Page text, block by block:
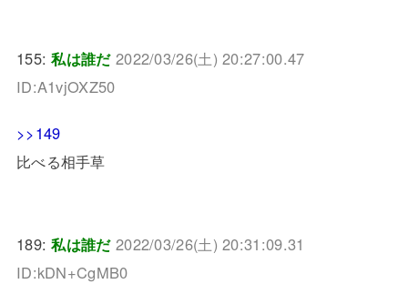
155:私は誰だ 2022/03/26(土) 20:27:00.47
ID:A1vjOXZ50
>>149
比べる相手草
189:私は誰だ 2022/03/26(土) 20:31:09.31
ID:kDN+CgMB0